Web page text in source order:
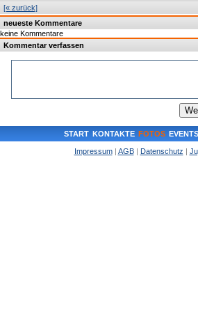
[« zurück]
neueste Kommentare
keine Kommentare
Kommentar verfassen
START KONTAKTE FOTOS EVENTS
Impressum| AGB| Datenschutz |